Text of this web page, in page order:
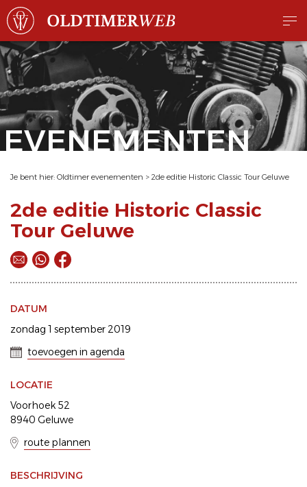
EVENEMENTEN
Je bent hier: Oldtimer evenementen > 2de editie Historic Classic Tour Geluwe
2de editie Historic Classic
Tour Geluwe
DATUM
zondag 1 september 2019
toevoegen in agenda
LOCATIE
Voorhoek 52
8940 Geluwe
route plannen
BESCHRIJVING